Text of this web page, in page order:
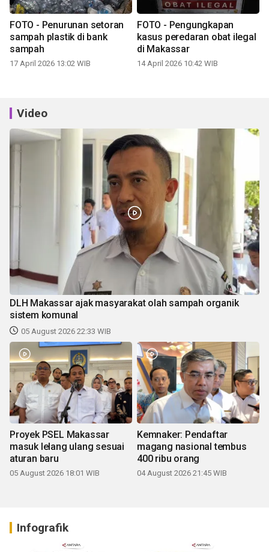
FOTO - Penurunan setoran
sampah plastik di bank
sampah
17 April 2026 13:02 WIB
FOTO - Pengungkapan
kasus peredaran obat ilegal
di Makassar
14 April 2026 10:42 WIB
Video
DLH Makassar ajak masyarakat olah sampah organik
sistem komunal
05 August 2026 22:33 WIB
Proyek PSEL Makassar
masuk lelang ulang sesuai
aturan baru
05 August 2026 18:01 WIB
Kemnaker: Pendaftar
magang nasional tembus
400 ribu orang
04 August 2026 21:45 WIB
Infografik